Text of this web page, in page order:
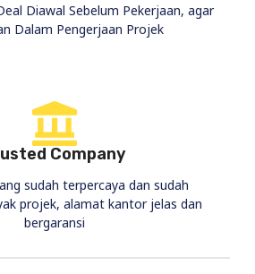
Diawal Sebelum Pekerjaan, agar
Dalam Pengerjaan Projek
Company
sudah terpercaya dan sudah
projek, alamat kantor jelas dan
bergaransi